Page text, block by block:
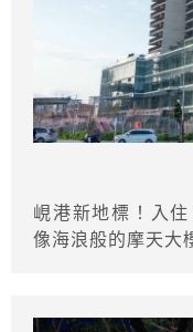
峴港新地標！入住
像海浪般的摩天大